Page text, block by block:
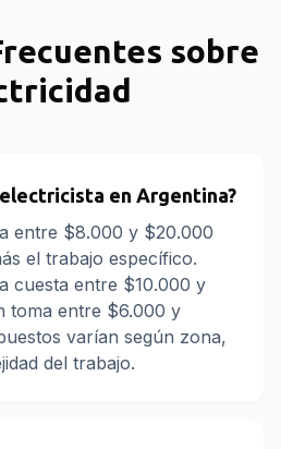
sobre
en Argentina?
entre $8.000 y $20.000
el trabajo específico.
cuesta entre $10.000 y
toma entre $6.000 y
varían según zona,
del trabajo.